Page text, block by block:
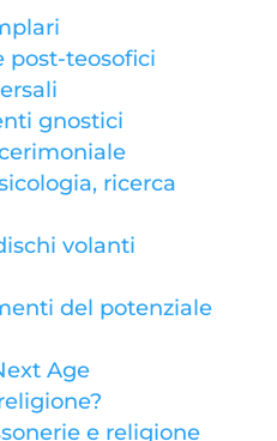
post-teosofici
gnostici
ricerca
volanti
del potenziale
Age
e religione